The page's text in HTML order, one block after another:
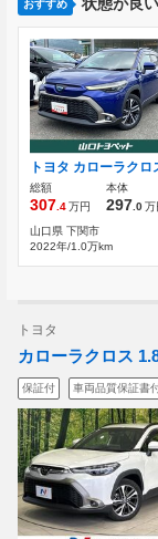
おすすめ
総額
307.4万円
本体
297.0万
山口県 下関市
2022年/1.0万km
トヨタ
カローラクロス
保証付 車両品質保証書